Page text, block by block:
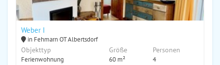
Weber I
in Fehmarn OT Albertsdorf
Objekttyp
Ferienwohnung
Größe
60 m²
Personen
4